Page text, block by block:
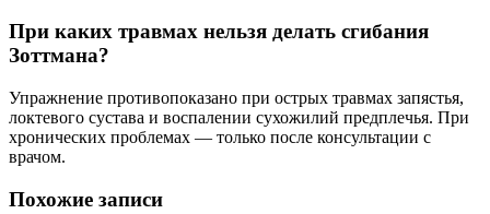
При каких травмах нельзя делать сгибания
Зоттмана?
Упражнение противопоказано при острых травмах запястья,
локтевого сустава и воспалении сухожилий предплечья. При
хронических проблемах — только после консультации с
врачом.
Похожие записи